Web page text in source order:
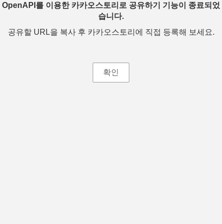
OpenAPI를 이용한 카카오스토리로 공유하기 기능이 종료되었
습니다.
공유할 URL을 복사 후 카카오스토리에 직접 등록해 보세요.
확인